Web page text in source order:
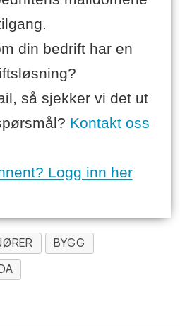
din bedrift har en
så sjekker vi det ut
Kontakt oss
Logg inn her
BYGG